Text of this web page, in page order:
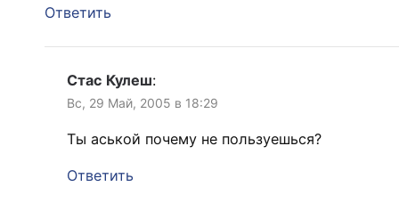
Ответить
Стас Кулеш:
Вс, 29 Май, 2005 в 18:29
Ты аськой почему не пользуешься?
Ответить